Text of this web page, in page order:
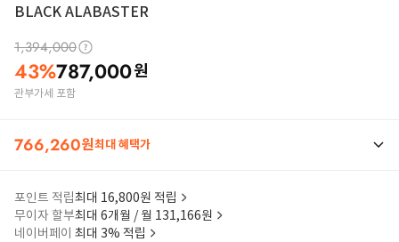
BLACK ALABASTER
1,394,000
43%787,000원
관부가세 포함
766,260원최대 혜택가
포인트 적립최대 16,800원 적립
무이자 할부최대 6개월 / 월 131,166원
네이버페이 최대 3% 적립